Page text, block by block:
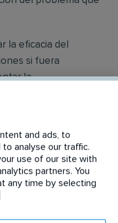
la eficacia del
si fuera
la
salario
+ tarjeta
de empresa,
and ads, to
analyse our traffic.
use of our site with
partners. You
any time by selecting